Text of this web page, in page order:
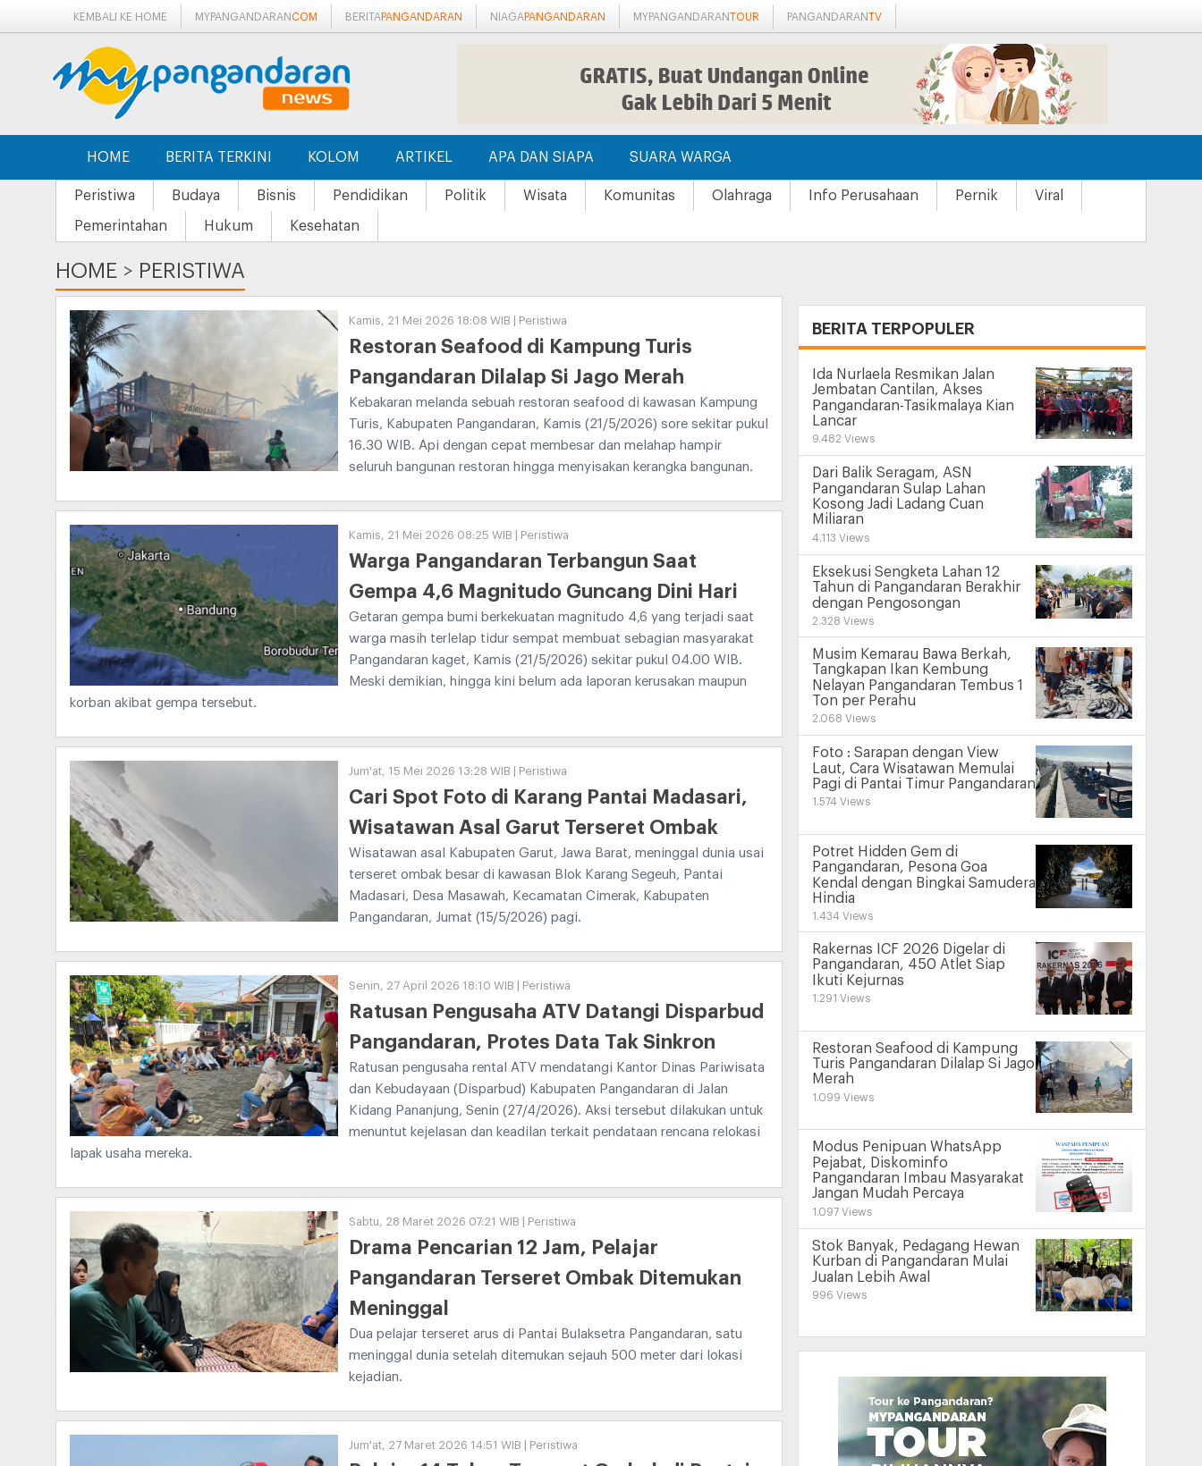
KEMBALI KE HOME MYPANGANDARANCOM BERITA PANGANDARAN NIAGA PANGANDARAN MYPANGANDARANTOUR PANGANDARANTV
HOME BERITA TERKINI KOLOM ARTIKEL APA DAN SIAPA SUARA WARGA
Peristiwa Budaya Bisnis Pendidikan Politik Wisata Komunitas Olahraga Info Perusahaan Pernik Viral
Pemerintahan Hukum Kesehatan
HOME > PERISTIWA
Kamis, 21 Mei 2026 18:08 WIB | Peristiwa
Restoran Seafood di Kampung Turis
Pangandaran Dilalap Si Jago Merah
Kebakaran melanda sebuah restoran seafood di kawasan Kampung
Turis, Kabupaten Pangandaran, Kamis (21/5/2026) sore sekitar pukul
16.30 WIB. Api dengan cepat membesar dan melahap hampir
seluruh bangunan restoran hingga menyisakan kerangka bangunan.
Kamis, 21 Mei 2026 08:25 WIB | Peristiwa
Warga Pangandaran Terbangun Saat
Gempa 4,6 Magnitudo Guncang Dini Hari
Getaran gempa bumi berkekuatan magnitudo 4,6 yang terjadi saat
warga masih terlelap tidur sempat membuat sebagian masyarakat
Pangandaran kaget, Kamis (21/5/2026) sekitar pukul 04.00 WIB.
Meski demikian, hingga kini belum ada laporan kerusakan maupun
korban akibat gempa tersebut.
Jum'at, 15 Mei 2026 13:28 WIB | Peristiwa
Cari Spot Foto di Karang Pantai Madasari,
Wisatawan Asal Garut Terseret Ombak
Wisatawan asal Kabupaten Garut, Jawa Barat, meninggal dunia usai
terseret ombak besar di kawasan Blok Karang Segeuh, Pantai
Madasari, Desa Masawah, Kecamatan Cimerak, Kabupaten
Pangandaran, Jumat (15/5/2026) pagi.
Senin, 27 April 2026 18:10 WIB | Peristiwa
Ratusan Pengusaha ATV Datangi Disparbud
Pangandaran, Protes Data Tak Sinkron
Ratusan pengusaha rental ATV mendatangi Kantor Dinas Pariwisata
dan Kebudayaan (Disparbud) Kabupaten Pangandaran di Jalan
Kidang Pananjung, Senin (27/4/2026). Aksi tersebut dilakukan untuk
menuntut kejelasan dan keadilan terkait pendataan rencana relokasi
lapak usaha mereka.
Sabtu, 28 Maret 2026 07:21 WIB | Peristiwa
Drama Pencarian 12 Jam, Pelajar
Pangandaran Terseret Ombak Ditemukan
Meninggal
Dua pelajar terseret arus di Pantai Bulaksetra Pangandaran, satu
meninggal dunia setelah ditemukan sejauh 500 meter dari lokasi
kejadian.
Jum'at, 27 Maret 2026 14:51 WIB | Peristiwa
BERITA TERPOPULER
Ida Nurlaela Resmikan Jalan
Jembatan Cantilan, Akses
Pangandaran-Tasikmalaya Kian
Lancar
9.482 Views
Dari Balik Seragam, ASN
Pangandaran Sulap Lahan
Kosong Jadi Ladang Cuan
Miliaran
4.113 Views
Eksekusi Sengketa Lahan 12
Tahun di Pangandaran Berakhir
dengan Pengosongan
2.328 Views
Musim Kemarau Bawa Berkah,
Tangkapan Ikan Kembung
Nelayan Pangandaran Tembus 1
Ton per Perahu
2.068 Views
Foto : Sarapan dengan View
Laut, Cara Wisatawan Memulai
Pagi di Pantai Timur Pangandaran
1.574 Views
Potret Hidden Gem di
Pangandaran, Pesona Goa
Kendal dengan Bingkai Samudera
Hindia
1.434 Views
Rakernas ICF 2026 Digelar di
Pangandaran, 450 Atlet Siap
Ikuti Kejurnas
1.291 Views
Restoran Seafood di Kampung
Turis Pangandaran Dilalap Si Jago
Merah
1.099 Views
Modus Penipuan WhatsApp
Pejabat, Diskominfo
Pangandaran Imbau Masyarakat
Jangan Mudah Percaya
1.097 Views
Stok Banyak, Pedagang Hewan
Kurban di Pangandaran Mulai
Jualan Lebih Awal
996 Views